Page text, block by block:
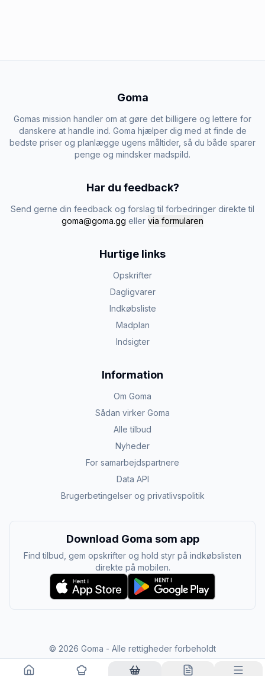
Goma
Gomas mission handler om at gøre det billigere og lettere for
danskere at handle ind. Goma hjælper dig med at finde de
bedste priser og planlægge ugens måltider, så du både sparer
penge og mindsker madspild.
Har du feedback?
Send gerne din feedback og forslag til forbedringer direkte til
goma@goma.gg eller via formularen
Hurtige links
Opskrifter
Dagligvarer
Indkøbsliste
Madplan
Indsigter
Information
Om Goma
Sådan virker Goma
Alle tilbud
Nyheder
For samarbejdspartnere
Data API
Brugerbetingelser og privatlivspolitik
Download Goma som app
Find tilbud, gem opskrifter og hold styr på indkøbslisten
direkte på mobilen.
© 2026 Goma - Alle rettigheder forbeholdt